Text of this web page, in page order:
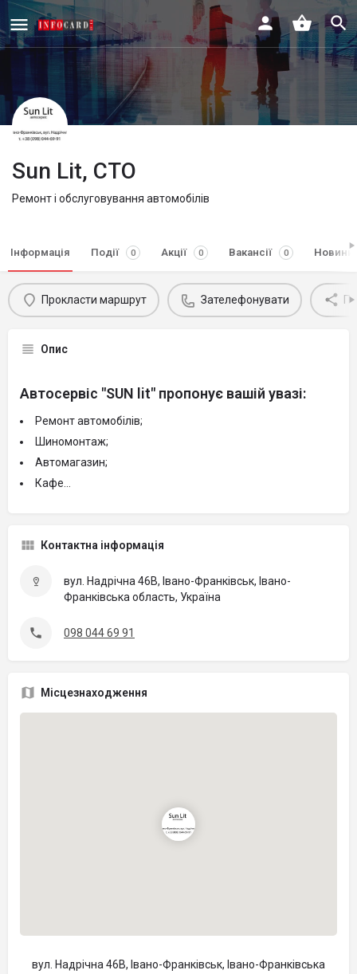
Sun Lit, СТО
Ремонт і обслуговування автомобілів
Інформація Події 0 Акції 0 Вакансії 0 Новини
Прокласти маршрут Зателефонувати
Опис
Автосервіс "SUN lit" пропонує вашій увазі:
Ремонт автомобілів;
Шиномонтаж;
Автомагазин;
Кафе...
Контактна інформація
вул. Надрічна 46В, Івано-Франківськ, Івано-
Франківська область, Україна
098 044 69 91
Місцезнаходження
вул. Надрічна 46В, Івано-Франківськ, Івано-Франківська